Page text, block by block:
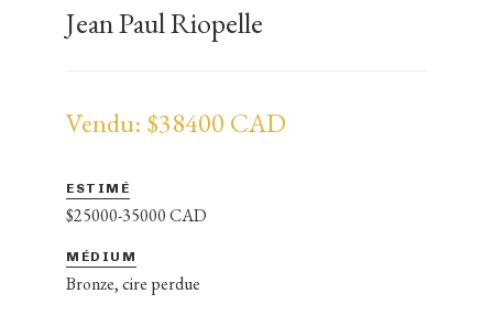
Jean Paul Riopelle
Vendu: $38400 CAD
ESTIMÉ
$25000-35000 CAD
MÉDIUM
Bronze, cire perdue